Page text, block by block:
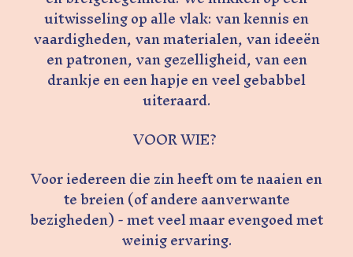
uitwisseling op alle vlak: van kennis en
vaardigheden, van materialen, van ideeën
en patronen, van gezelligheid, van een
drankje en een hapje en veel gebabbel
uiteraard.
VOOR WIE?
Voor iedereen die zin heeft om te naaien en
te breien (of andere aanverwante
bezigheden) - met veel maar evengoed met
weinig ervaring.